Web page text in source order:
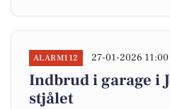
ALARM112 27-01-2026 11:00
Indbrud i garage i
stjålet